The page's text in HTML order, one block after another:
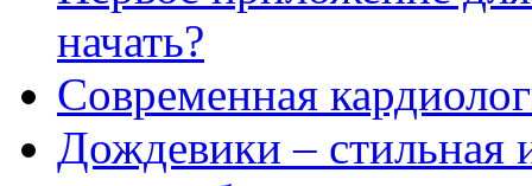
начать?
Современная
Дождевики – стильная